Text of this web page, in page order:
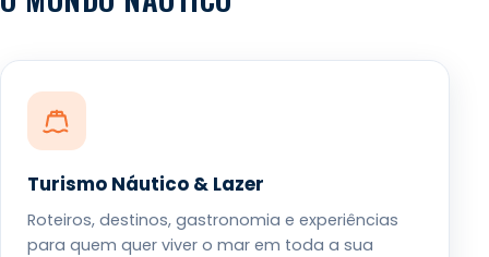
Turismo Náutico & Lazer
Roteiros, destinos, gastronomia e experiências
para quem quer viver o mar em toda a sua